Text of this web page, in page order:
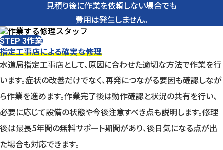
見積り後に作業を依頼しない場合でも
費用は発生しません。
STEP 3作業
指定工事店による確実な修理
水道局指定工事店として、原因に合わせた適切な方法で作業を行
います。症状の改善だけでなく、再発につながる要因も確認しなが
ら作業を進めます。作業完了後は動作確認と状況の共有を行い、
必要に応じて設備の状態や今後注意すべき点も説明します。修理
後は最長5年間の無料サポート期間があり、後日気になる点が出
た場合も対応できます。